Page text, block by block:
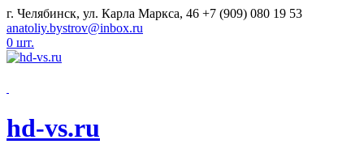
г. Челябинск, ул. Карла Маркса, 46 +7 (909) 080 19 53
anatoliy.bystrov@inbox.ru
0 шт.
hd-vs.ru